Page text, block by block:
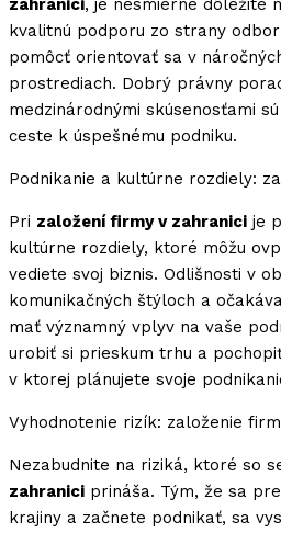
zahranici, je nesmierne dôležité
kvalitnú podporu zo strany
pomôcť orientovať sa v
prostrediach. Dobrý právny
medzinárodnými skúsenosťami
ceste k úspešnému podniku.
Podnikanie a kultúrne rozdiely:
Pri založení firmy v zahranici je
kultúrne rozdiely, ktoré môžu
vediete svoj biznis. Odlišnosti v
komunikačných štýloch a
mať významný vplyv na vaše
urobiť si prieskum trhu a
v ktorej plánujete svoje
Vyhodnotenie rizík: založenie
Nezabudnite na riziká, ktoré so
zahranici prináša. Tým, že sa
krajiny a začnete podnikať, sa